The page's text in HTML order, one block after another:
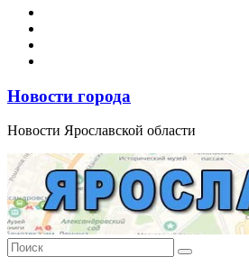
Новости города
Новости Ярославской области